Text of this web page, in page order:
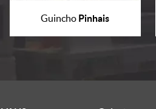
Guincho Pinhais